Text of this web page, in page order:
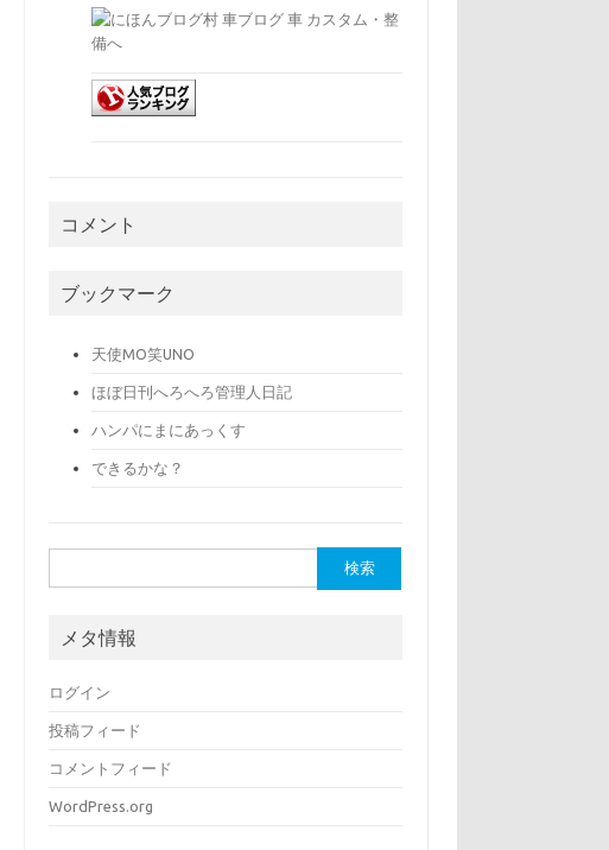
コメント
ブックマーク
天使MO笑UNO
ほぼ日刊へろへろ管理人日記
ハンパにまにあっくす
できるかな？
索:
メタ情報
ログイン
投稿フィード
コメントフィード
WordPress.org